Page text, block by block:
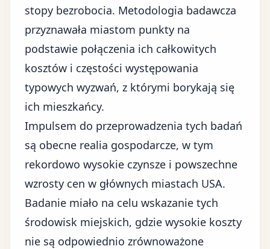
stopy bezrobocia. Metodologia badawcza
przyznawała miastom punkty na
podstawie połączenia ich całkowitych
kosztów i częstości występowania
typowych wyzwań, z którymi borykają się
ich mieszkańcy.
Impulsem do przeprowadzenia tych badań
są obecne realia gospodarcze, w tym
rekordowo wysokie czynsze i powszechne
wzrosty cen w głównych miastach USA.
Badanie miało na celu wskazanie tych
środowisk miejskich, gdzie wysokie koszty
nie są odpowiednio zrównoważone